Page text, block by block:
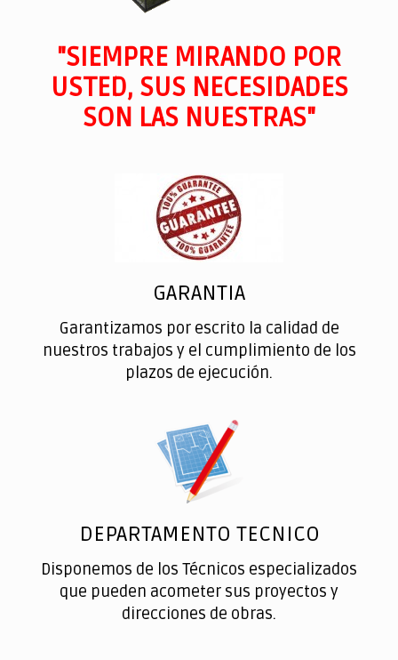
"SIEMPRE MIRANDO POR
USTED, SUS NECESIDADES
SON LAS NUESTRAS"
GARANTIA
Garantizamos por escrito la calidad de
nuestros trabajos y el cumplimiento de los
plazos de ejecución.
DEPARTAMENTO TECNICO
Disponemos de los Técnicos especializados
que pueden acometer sus proyectos y
direcciones de obras.